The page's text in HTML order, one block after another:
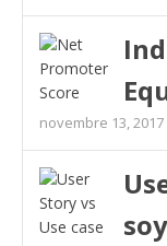
novembre 13, 2017